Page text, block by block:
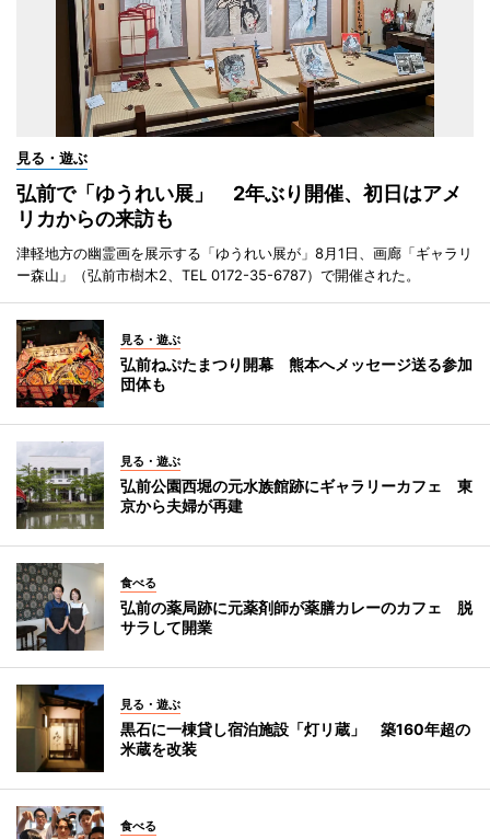
見る・遊ぶ
弘前で「ゆうれい展」 2年ぶり開催、初日はアメ
リカからの来訪も
津軽地方の幽霊画を展示する「ゆうれい展が」8月1日、画廊「ギャラリ
ー森山」（弘前市樹木2、TEL 0172-35-6787）で開催された。
見る・遊ぶ
弘前ねぷたまつり開幕 熊本へメッセージ送る参加
団体も
見る・遊ぶ
弘前公園西堀の元水族館跡にギャラリーカフェ 東
京から夫婦が再建
食べる
弘前の薬局跡に元薬剤師が薬膳カレーのカフェ 脱
サラして開業
見る・遊ぶ
黒石に一棟貸し宿泊施設「灯リ蔵」 築160年超の
米蔵を改装
食べる